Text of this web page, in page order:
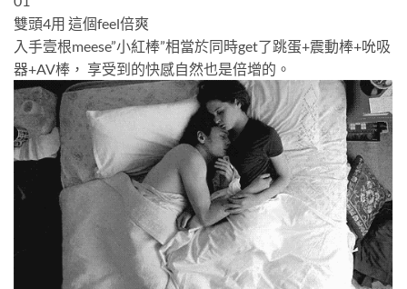
雙頭4用 這個feel倍爽
入手壹根meese”小紅棒”相當於同時get了跳蛋+震動棒+吮吸
器+AV棒， 享受到的快感自然也是倍增的。